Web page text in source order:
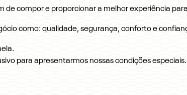
de compor e proporcionar a melhor experiência
como: qualidade, segurança, conforto e
para apresentarmos nossas condições especiais.